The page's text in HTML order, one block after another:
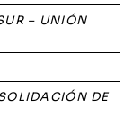
– UNIÓN
DE